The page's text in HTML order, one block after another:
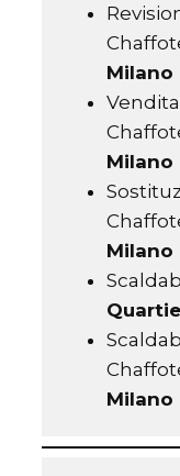
Milano
Milano
Milano
Milano